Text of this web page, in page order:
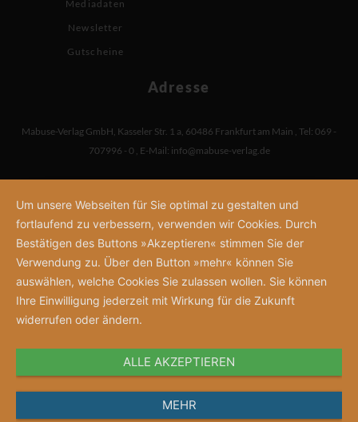
Mediadaten
Newsletter
Gutscheine
Adresse
Mabuse-Verlag GmbH, Kasseler Str. 1 a, 60486 Frankfurt am Main , Tel: 069 -
707996 - 0 , E-Mail: info@mabuse-verlag.de
Um unsere Webseiten für Sie optimal zu gestalten und
fortlaufend zu verbessern, verwenden wir Cookies. Durch
Bestätigen des Buttons »Akzeptieren« stimmen Sie der
Verwendung zu. Über den Button »mehr« können Sie
auswählen, welche Cookies Sie zulassen wollen. Sie können
Ihre Einwilligung jederzeit mit Wirkung für die Zukunft
widerrufen oder ändern.
ALLE AKZEPTIEREN
MEHR